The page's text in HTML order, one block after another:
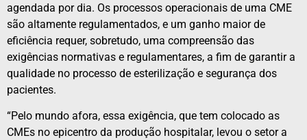
agendada por dia. Os processos operacionais de uma CME
são altamente regulamentados, e um ganho maior de
eficiência requer, sobretudo, uma compreensão das
exigências normativas e regulamentares, a fim de garantir a
qualidade no processo de esterilização e segurança dos
pacientes.
“Pelo mundo afora, essa exigência, que tem colocado as
CMEs no epicentro da produção hospitalar, levou o setor a